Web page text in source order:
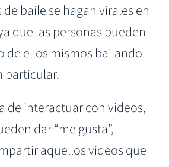
baile se hagan virales en
que las personas pueden
de ellos mismos bailando
particular.
de interactuar con videos,
dar “me gusta”,
aquellos videos que